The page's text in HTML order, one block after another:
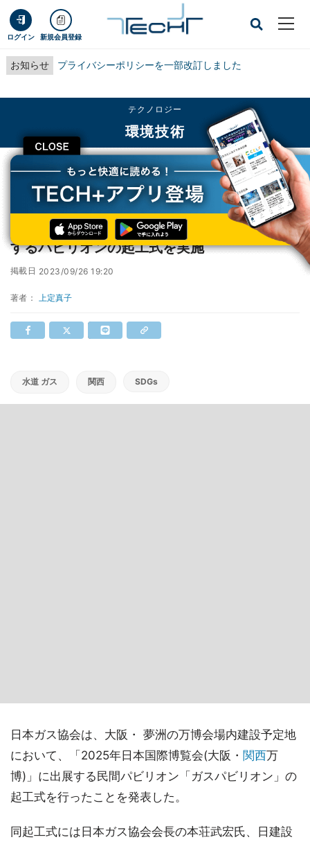
ログイン 新規会員登録
お知らせ プライバシーポリシーを一部改訂しました
CLOSE
テクノロジー
環境技術
TECH+ テクノロジー
環境技術
日本ガス協会、2025年大阪・関西万博に出展するパビリオンの起工式を実施
日本ガス協会、2025年大阪・関西万博に出展
するパビリオンの起工式を実施
掲載日 2023/09/26 19:20
著者： 上定真子
水道 ガス 関西 SDGs
日本ガス協会は、大阪・ 夢洲の万博会場内建設予定地
において、「2025年日本国際博覧会(大阪・ 関西万
博)」に出展する民間パビリオン「ガスパビリオン」の
起工式を行ったことを発表した。
同起工式には日本ガス協会会長の本荘武宏氏、日建設